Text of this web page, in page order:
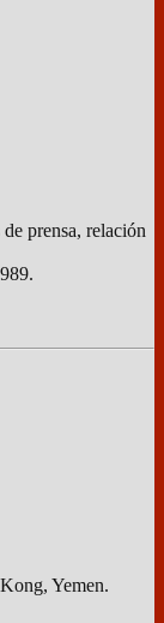
prensa, relación
Yemen.